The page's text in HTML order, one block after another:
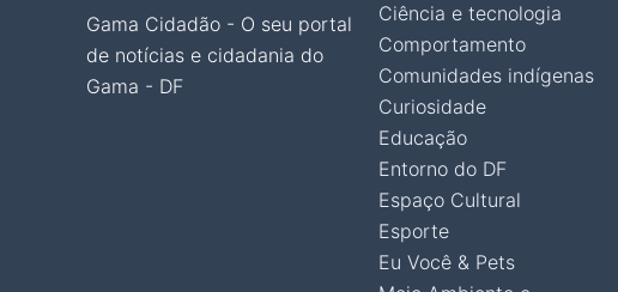
Gama Cidadão - O seu portal
de notícias e cidadania do
Gama - DF
Ciência e tecnologia
Comportamento
Comunidades indígenas
Curiosidade
Educação
Entorno do DF
Espaço Cultural
Esporte
Eu Você & Pets